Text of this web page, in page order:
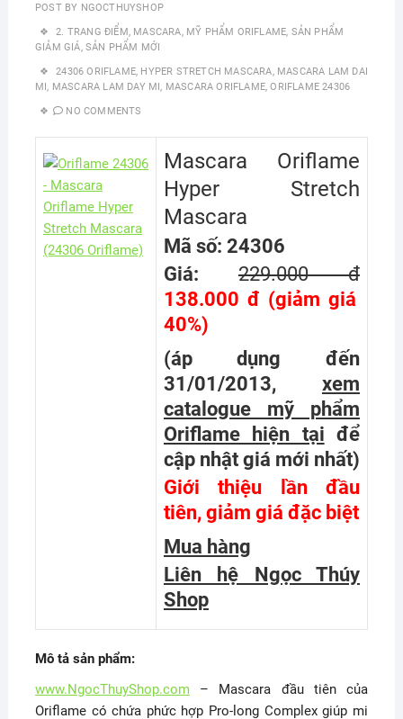
POST BY NGOCTHUYSHOP
2. TRANG ĐIỂM, MASCARA, MỸ PHẨM ORIFLAME, SẢN PHẨM
GIẢM GIÁ, SẢN PHẨM MỚI
24306 ORIFLAME, HYPER STRETCH MASCARA, MASCARA LAM DAI
MI, MASCARA LAM DAY MI, MASCARA ORIFLAME,ORIFLAME 24306
NO COMMENTS
Mascara Oriflame
Hyper Stretch
Mascara
Mã số: 24306
Giá: 229.000 đ
138.000 đ (giảm giá
40%)
(áp dụng đến
31/01/2013, xem
catalogue mỹ phẩm
Oriflame hiện tại để
cập nhật giá mới nhất)
Giới thiệu lần đầu
tiên, giảm giá đặc biệt
Mua hàng
Liên hệ Ngọc Thúy
Shop
Mô tả sản phẩm:
www.NgocThuyShop.com– Mascara đầu tiên của
Oriflame có chứa phức hợp Pro-long Complex giúp mi